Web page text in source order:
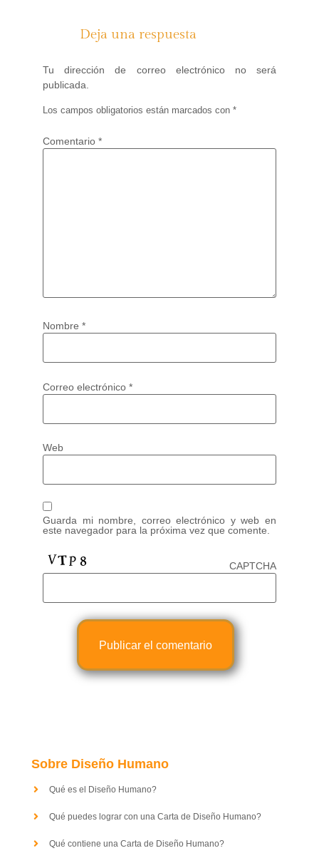
Deja una respuesta
Tu dirección de correo electrónico no será
publicada.
Los campos obligatorios están marcados con *
Comentario *
Nombre *
Correo electrónico *
Web
Guarda mi nombre, correo electrónico y web en
este navegador para la próxima vez que comente.
CAPTCHA
Sobre Diseño Humano
Qué es el Diseño Humano?
Qué puedes lograr con una Carta de Diseño Humano?
Qué contiene una Carta de Diseño Humano?